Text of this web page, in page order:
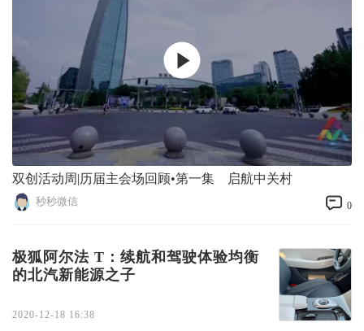
双创活动周|历届主会场回顾•第一集 启航中关村
秒秒微信 0
极狐阿尔法 T：续航和驾驶体验均衡
的北汽新能源之子
2020-12-18 16:38